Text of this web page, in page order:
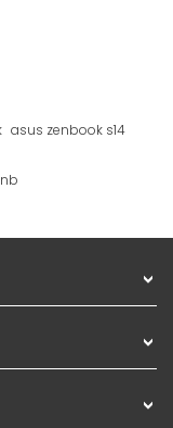
asus zenbook s14